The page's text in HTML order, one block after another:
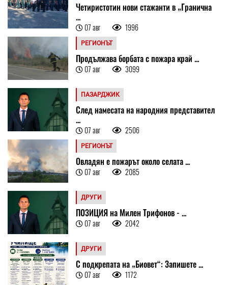
Четиристотин нови стажанти в „Гранична
...
07 авг 1996
РЕГИОНЪТ
Продължава борбата с пожара край ...
07 авг 3099
ПАЗАРДЖИК
След намесата на народния представител
...
07 авг 2506
РЕГИОНЪТ
Овладян е пожарът около селата ...
07 авг 2085
ДРУГИ
ПОЗИЦИЯ на Милен Трифонов - ...
07 авг 2042
ДРУГИ
С подкрепата на „Биовет“: Запишете ...
07 авг 1172